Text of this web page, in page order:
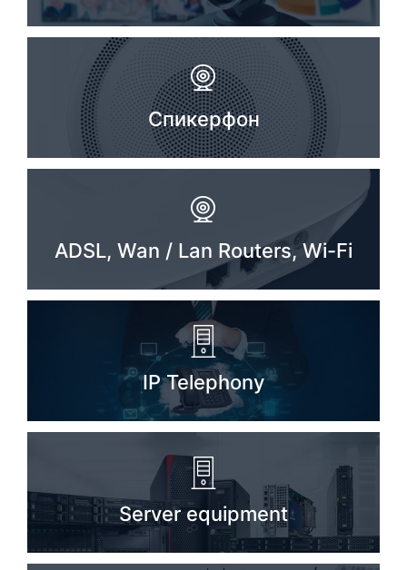
Спикерфон
ADSL, Wan / Lan Routers, Wi-Fi
IP Telephony
Server equipment